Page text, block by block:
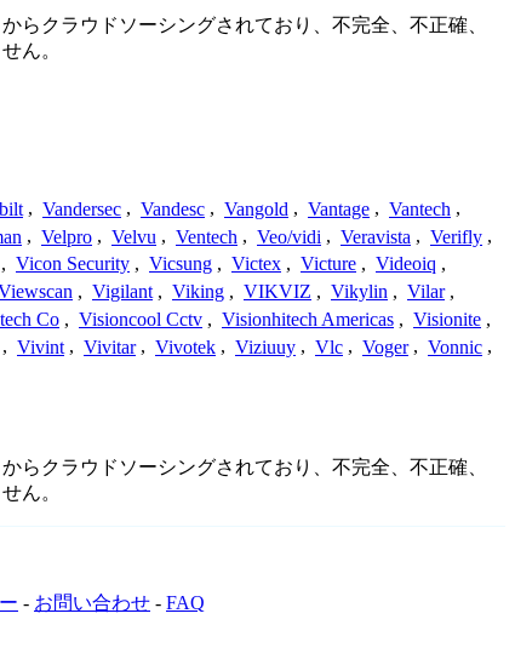
らクラウドソーシングされており、不完全、不正確、
ん。
, Vandersec , Vandesc , Vangold , Vantage , Vantech ,
, Velpro , Velvu , Ventech , Veo/vidi , Veravista , Verifly ,
, Vicon Security , Vicsung , Victex , Victure , Videoiq ,
, Vigilant , Viking , VIKVIZ , Vikylin , Vilar ,
Co , Visioncool Cctv , Visionhitech Americas , Visionite ,
, Vivint , Vivitar , Vivotek , Viziuuy , Vlc , Voger , Vonnic ,
らクラウドソーシングされており、不完全、不正確、
ん。
- お問い合わせ - FAQ